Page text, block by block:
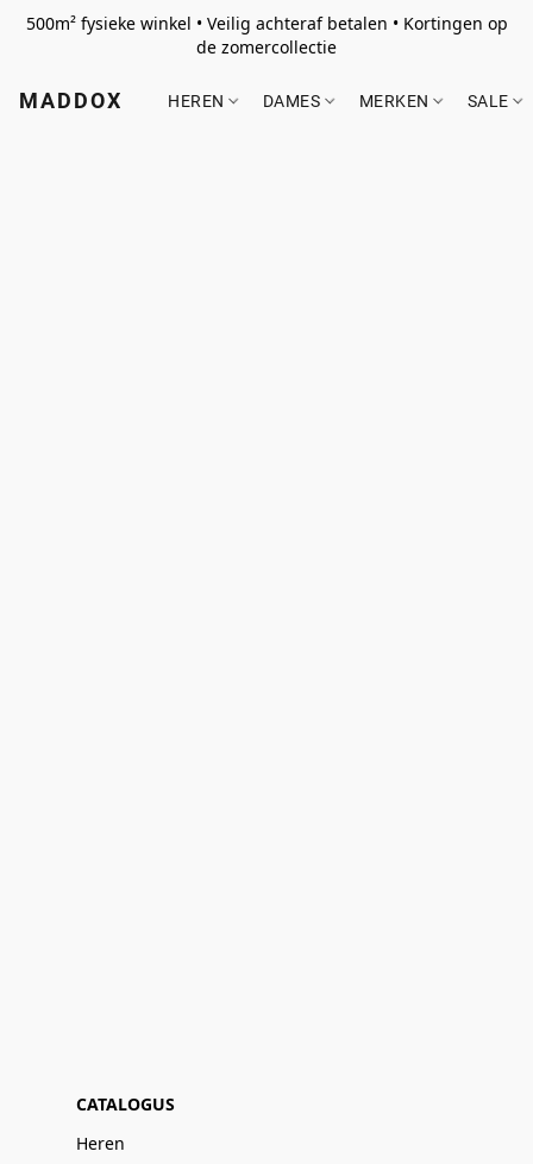
500m² fysieke winkel • Veilig achteraf betalen • Kortingen op
de zomercollectie
MADDOX HEREN DAMES MERKEN SALE
CATALOGUS
Heren